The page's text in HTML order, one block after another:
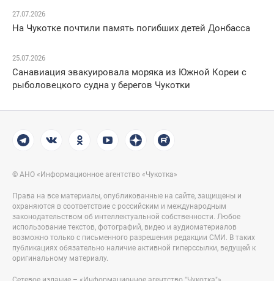
27.07.2026
На Чукотке почтили память погибших детей Донбасса
25.07.2026
Санавиация эвакуировала моряка из Южной Кореи с
рыболовецкого судна у берегов Чукотки
© АНО «Информационное агентство «Чукотка»
Права на все материалы, опубликованные на сайте, защищены и
охраняются в соответствие с российским и международным
законодательством об интеллектуальной собственности. Любое
использование текстов, фотографий, видео и аудиоматериалов
возможно только с письменного разрешения редакции СМИ. В таких
публикациях обязательно наличие активной гиперссылки, ведущей к
оригинальному материалу.